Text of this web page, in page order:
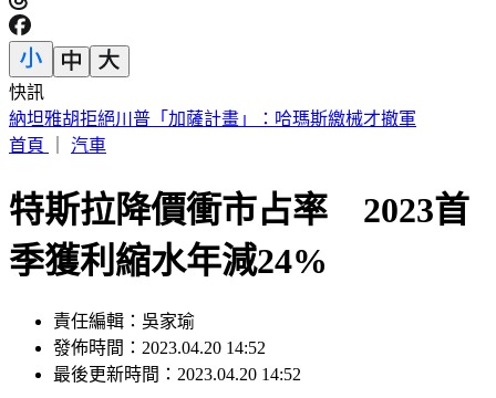
快訊
SBS歌謠大戰／壓軸Stray Kids太炸 全場齊喊Chk Chk Boom
首頁
汽車
特斯拉降價衝市占率 2023首
季獲利縮水年減24%
責任編輯：吳家瑜
發佈時間：2023.04.20 14:52
最後更新時間：2023.04.20 14:52